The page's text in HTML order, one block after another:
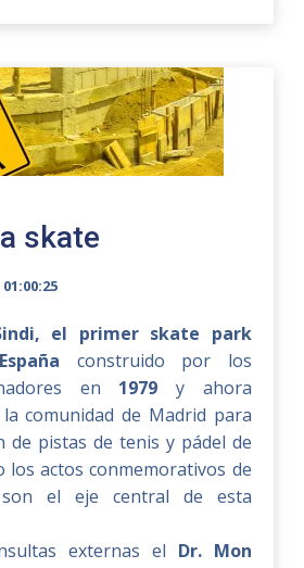
skate
01:00:25
el primer skate park
construido por los
en 1979 y ahora
comunidad de Madrid para
de pistas de tenis y pádel de
los actos conmemorativos de
son el eje central de esta
externas el Dr. Mon